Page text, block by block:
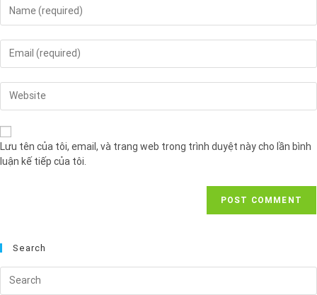
Lưu tên của tôi, email, và trang web trong trình duyệt này cho lần bình
luận kế tiếp của tôi.
Search